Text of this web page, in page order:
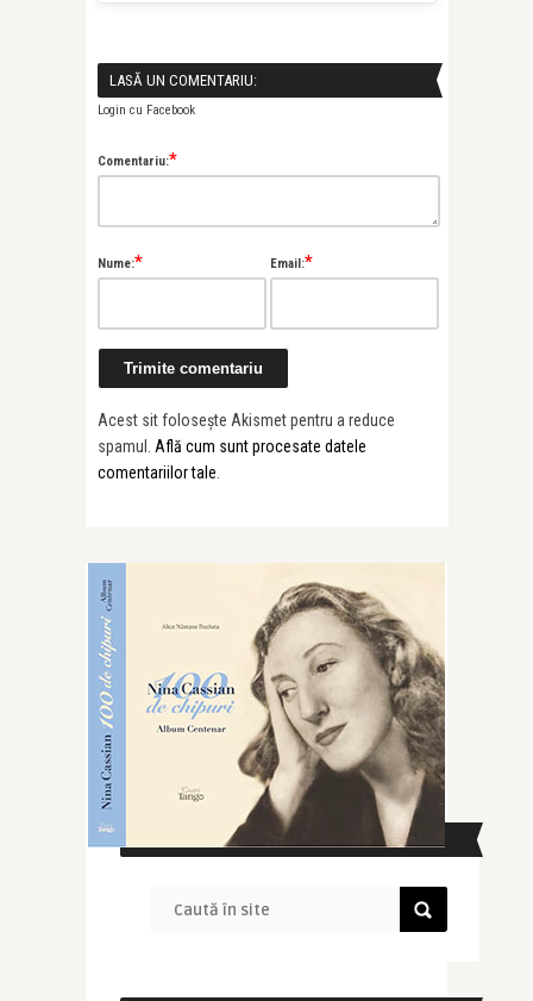
LASĂ UN COMENTARIU:
Login cu Facebook
Comentariu:*
Nume:* Email:*
Acest sit folosește Akismet pentru a reduce
spamul. Află cum sunt procesate datele
comentariilor tale
CAUTĂ ÎN SITE